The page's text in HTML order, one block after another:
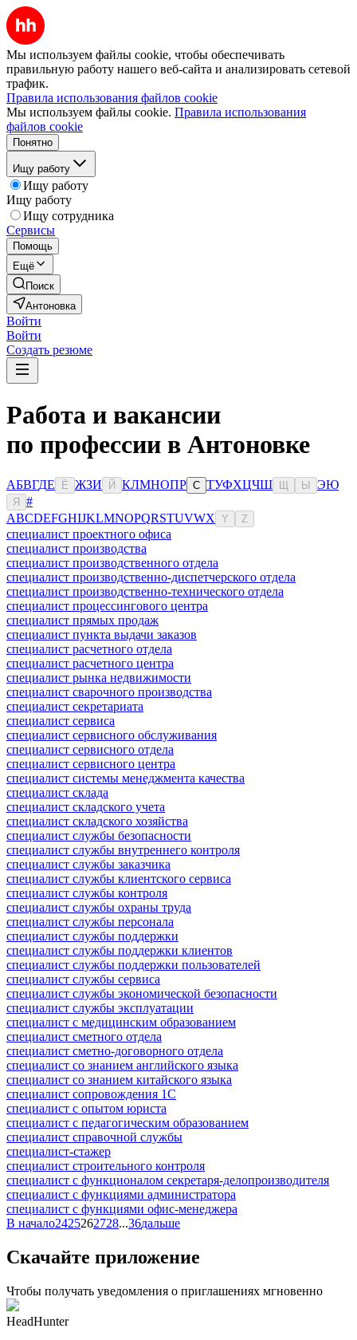
Мы используем файлы cookie, чтобы обеспечивать
правильную работу нашего веб-сайта и анализировать сетевой
трафик.
Правила использования файлов cookie
Мы используем файлы cookie. Правила использования
файлов cookie
Понятно
Ищу работу
Ищу работу
Ищу работу
Ищу сотрудника
Сервисы
Помощь
Ещё
Поиск
Антоновка
Войти
Войти
Создать резюме
Работа и вакансии
по профессии в Антоновке
АБВГДЕ Ё ЖЗИ Й КЛМНОПР С ТУФХЦЧШ Ы ЭЮ
Я
#
ABCDEFGHIJKLMNOPQRSTUVWX Y Z
специалист проектного офиса
специалист производства
специалист производственного отдела
специалист производственно-диспетчерского отдела
специалист производственно-технического отдела
специалист процессингового центра
специалист прямых продаж
специалист пункта выдачи заказов
специалист расчетного отдела
специалист расчетного центра
специалист рынка недвижимости
специалист сварочного производства
специалист секретариата
специалист сервиса
специалист сервисного обслуживания
специалист сервисного отдела
специалист сервисного центра
специалист системы менеджмента качества
специалист склада
специалист складского учета
специалист складского хозяйства
специалист службы безопасности
специалист службы внутреннего контроля
специалист службы заказчика
специалист службы клиентского сервиса
специалист службы контроля
специалист службы охраны труда
специалист службы персонала
специалист службы поддержки
специалист службы поддержки клиентов
специалист службы поддержки пользователей
специалист службы сервиса
специалист службы экономической безопасности
специалист службы эксплуатации
специалист с медицинским образованием
специалист сметного отдела
специалист сметно-договорного отдела
специалист со знанием английского языка
специалист со знанием китайского языка
специалист сопровождения 1С
специалист с опытом юриста
специалист с педагогическим образованием
специалист справочной службы
специалист-стажер
специалист строительного контроля
специалист с функционалом секретаря-делопроизводителя
специалист с функциями администратора
специалист с функциями офис-менеджера
В начало2425262728...36дальше
Скачайте приложение
Чтобы получать уведомления о приглашениях мгновенно
HeadHunter